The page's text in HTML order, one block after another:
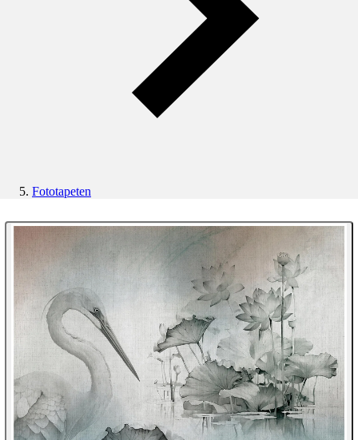
Fototapeten